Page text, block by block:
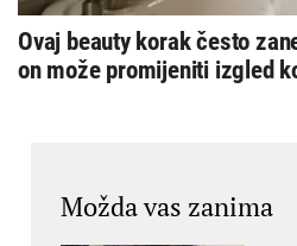
Ovaj beauty korak često
on može promijeniti izgled
Možda vas zanima